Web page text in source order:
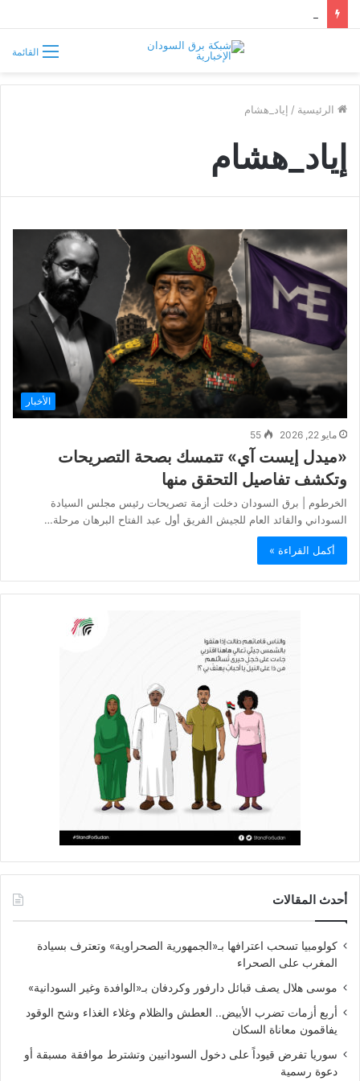
القائمة
الرئيسية / إياد_هشام
إياد_هشام
الأخبار
مايو 22, 2026 55
«ميدل إيست آي» تتمسك بصحة التصريحات
وتكشف تفاصيل التحقق منها
الخرطوم | برق السودان دخلت أزمة تصريحات رئيس مجلس السيادة
السوداني والقائد العام للجيش الفريق أول عبد الفتاح البرهان مرحلة…
أكمل القراءة »
أحدث المقالات
كولومبيا تسحب اعترافها بـ«الجمهورية الصحراوية» وتعترف بسيادة
المغرب على الصحراء
موسى هلال يصف قبائل دارفور وكردفان بـ«الوافدة وغير السودانية»
أربع أزمات تضرب الأبيض.. العطش والظلام وغلاء الغذاء وشح الوقود
يفاقمون معاناة السكان
سوريا تفرض قيوداً على دخول السودانيين وتشترط موافقة مسبقة أو
دعوة رسمية